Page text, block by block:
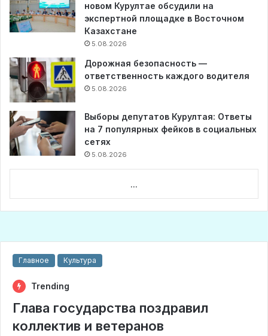
новом Курултае обсудили на
экспертной площадке в Восточном
Казахстане
5.08.2026
Дорожная безопасность —
ответственность каждого водителя
5.08.2026
Выборы депутатов Курултая: Ответы
на 7 популярных фейков в социальных
сетях
5.08.2026
...